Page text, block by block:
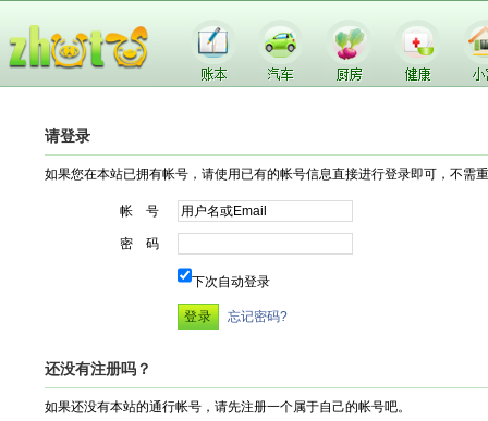
请登录
如果您在本站已拥有帐号，请使用已有的帐号信息直接进行登录即可，不需
帐 号
密 码
下次自动登录
忘记密码?
还没有注册吗？
如果还没有本站的通行帐号，请先注册一个属于自己的帐号吧。